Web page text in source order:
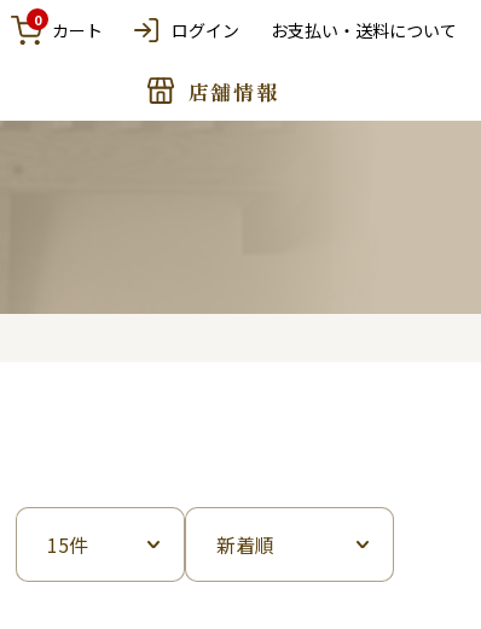
0 カート ログイン お支払い・送料について
店舗情報